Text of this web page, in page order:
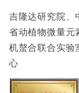
吉隆达研究院、
省动植物微量元
机螯合联合实验
心